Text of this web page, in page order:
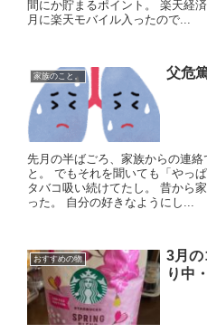
間にか貯まるポイント。 楽天経
月に楽天モバイル入ったので...
家族のこと。 父危篤
先月の半ばごろ、家族からの連
と。 でもそれを聞いても「やっ
タバコ吸い続けてたし。 昔から
った。 自分の好きなようにし...
おすすめの物
3月の
り中